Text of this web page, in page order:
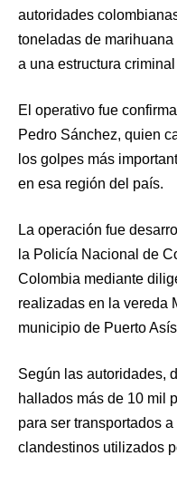
autoridades
toneladas de
a una estructura
El operativo fue
Pedro Sánchez, quien
los golpes más
en esa región del país.
La operación fue
la Policía Nacional de
Colombia mediante
realizadas en la vereda
municipio de Puerto
Según las autoridades,
hallados más de 10 mil
para ser transportados
clandestinos utilizados